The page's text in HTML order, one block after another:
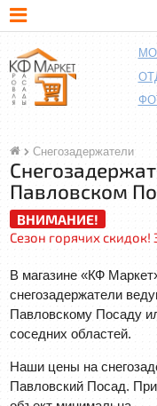
Снегозадержатели
Павловском
ВНИМАНИЕ!
Сезон горячих скидок!
В магазине «КФ
снегозадержатели
Павловскому Посаду
соседних областей.
Наши цены на
Павловский Посад.